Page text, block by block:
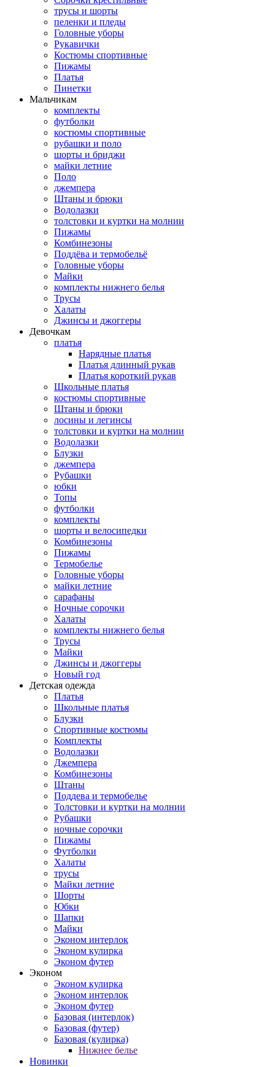
трусы и шорты
пеленки и пледы
Головные уборы
Рукавички
Костюмы спортивные
Пижамы
Платья
Пинетки
Мальчикам
комплекты
футболки
костюмы спортивные
рубашки и поло
шорты и бриджи
майки летние
Поло
джемпера
Штаны и брюки
Водолазки
толстовки и куртки на молнии
Пижамы
Комбинезоны
Поддёва и термобельё
Головные уборы
Майки
комплекты нижнего белья
Трусы
Халаты
Джинсы и джоггеры
Девочкам
платья
Нарядные платья
Платья длинный рукав
Платья короткий рукав
Школьные платья
костюмы спортивные
Штаны и брюки
лосины и легинсы
толстовки и куртки на молнии
Водолазки
Блузки
джемпера
Рубашки
юбки
Топы
футболки
комплекты
шорты и велосипедки
Комбинезоны
Пижамы
Термобелье
Головные уборы
майки летние
сарафаны
Ночные сорочки
Халаты
комплекты нижнего белья
Трусы
Майки
Джинсы и джоггеры
Новый год
Детская одежда
Платья
Школьные платья
Блузки
Спортивные костюмы
Комплекты
Водолазки
Джемпера
Комбинезоны
Штаны
Поддева и термобелье
Толстовки и куртки на молнии
Рубашки
ночные сорочки
Пижамы
Футболки
Халаты
трусы
Майки летние
Шорты
Юбки
Шапки
Майки
Эконом интерлок
Эконом кулирка
Эконом футер
Эконом
Эконом кулирка
Эконом интерлок
Эконом футер
Базовая (интерлок)
Базовая (футер)
Базовая (кулирка)
Нижнее белье
Новинки